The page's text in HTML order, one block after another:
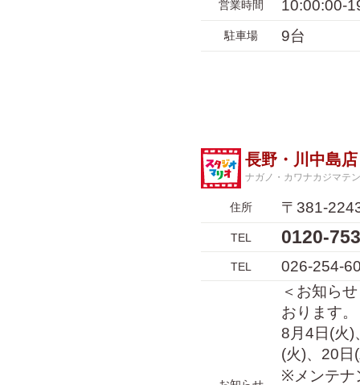
営業時間 10:00:00-
駐車場 9台
長野・川中島店
ナガノ・カワナカジマテン
住所 〒381-
TEL 0120-
TEL 026-254-
＜お知ら
おります。
8月4日(火)
(火)、20日
※メンテナ